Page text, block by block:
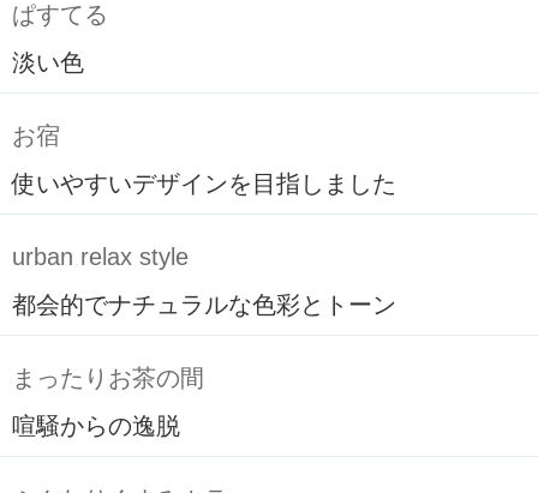
ぱすてる
淡い色
お宿
使いやすいデザインを目指しました
urban relax style
都会的でナチュラルな色彩とトーン
まったりお茶の間
喧騒からの逸脱